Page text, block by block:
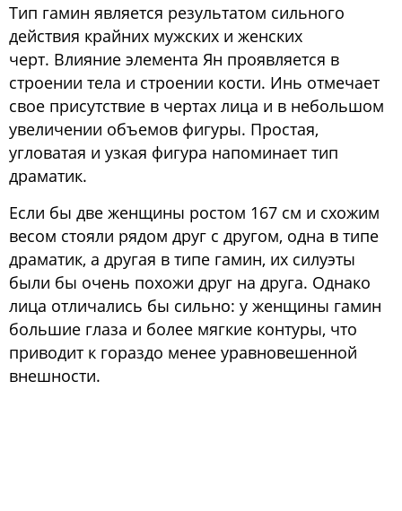
Блог
О нас
Тип гамин является результатом сильного
действия крайних мужских и женских
черт. Влияние элемента Ян проявляется в
строении тела и строении кости. Инь отмечает
свое присутствие в чертах лица и в небольшом
увеличении объемов фигуры. Простая,
угловатая и узкая фигура напоминает тип
драматик.
Если бы две женщины ростом 167 см и схожим
весом стояли рядом друг с другом, одна в типе
драматик, а другая в типе гамин, их силуэты
были бы очень похожи друг на друга. Однако
лица отличались бы сильно: у женщины гамин
большие глаза и более мягкие контуры, что
приводит к гораздо менее уравновешенной
внешности.